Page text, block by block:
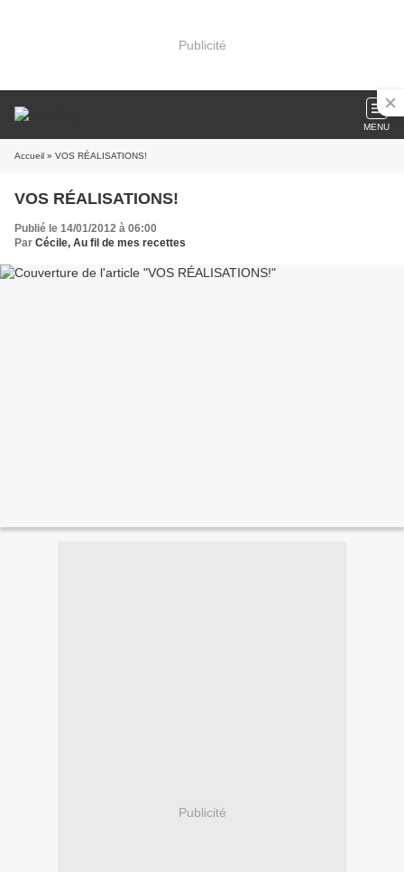
Publicité
MENU
Accueil » VOS RÉALISATIONS!
VOS RÉALISATIONS!
Publié le 14/01/2012 à 06:00
Par Cécile, Au fil de mes recettes
Publicité